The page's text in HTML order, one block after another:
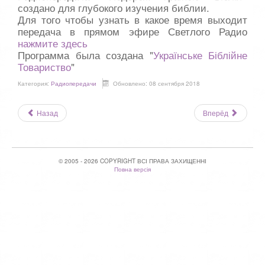
создано для глубокого изучения библии.
Для того чтобы узнать в какое время выходит
передача в прямом эфире Светлого Радио
нажмите здесь
Программа была создана "Українське Біблійне
Товариство"
Категория: Радиопередачи Обновлено: 08 сентября 2018
Назад Вперёд
© 2005 - 2026 COPYRIGHT ВСІ ПРАВА ЗАХИЩЕННІ
Повна версія